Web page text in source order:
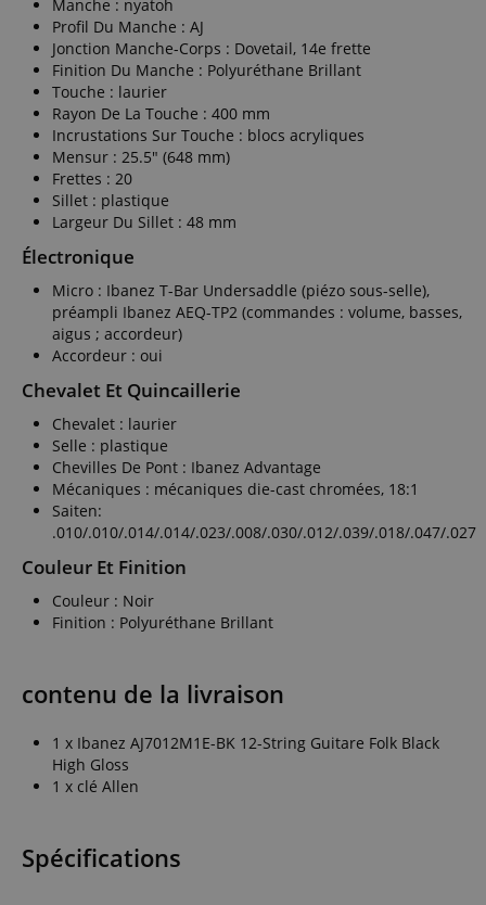
Manche : nyatoh
Profil Du Manche : AJ
Jonction Manche-Corps : Dovetail, 14e frette
Finition Du Manche : Polyuréthane Brillant
Touche : laurier
Rayon De La Touche : 400 mm
Incrustations Sur Touche : blocs acryliques
Mensur : 25.5" (648 mm)
Frettes : 20
Sillet : plastique
Largeur Du Sillet : 48 mm
Électronique
Micro : Ibanez T-Bar Undersaddle (piézo sous-selle),
préampli Ibanez AEQ-TP2 (commandes : volume, basses,
aigus ; accordeur)
Accordeur : oui
Chevalet Et Quincaillerie
Chevalet : laurier
Selle : plastique
Chevilles De Pont : Ibanez Advantage
Mécaniques : mécaniques die-cast chromées, 18:1
Saiten:
.010/.010/.014/.014/.023/.008/.030/.012/.039/.018/.047/.027
Couleur Et Finition
Couleur : Noir
Finition : Polyuréthane Brillant
contenu de la livraison
1 x Ibanez AJ7012M1E-BK 12-String Guitare Folk Black
High Gloss
1 x clé Allen
Spécifications